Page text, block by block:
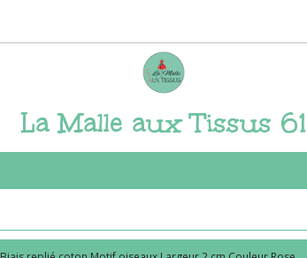
La Malle aux Tissus 61